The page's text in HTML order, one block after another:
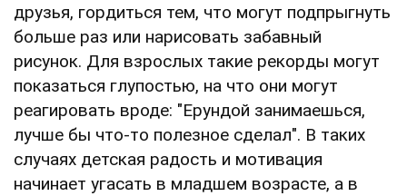
друзья, гордиться тем, что могут подпрыгнуть
больше раз или нарисовать забавный
рисунок. Для взрослых такие рекорды могут
показаться глупостью, на что они могут
реагировать вроде: "Ерундой занимаешься,
лучше бы что-то полезное сделал". В таких
случаях детская радость и мотивация
начинает угасать в младшем возрасте, а в